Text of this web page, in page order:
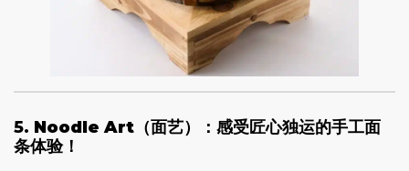
5. Noodle Art（面艺）：感受匠心独运的手工面
条体验！